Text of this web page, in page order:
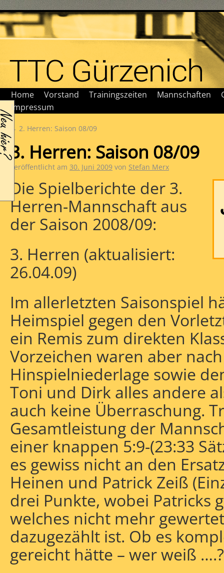
Home Vorstand Trainingszeiten Mannschaften
Impressum
← 2. Herren: Saison 08/09
3. Herren: Saison 08/09
Veröffentlicht am 30. Juni 2009 von Stefan Merx
Die Spielberichte der 3.
Herren-Mannschaft aus
der Saison 2008/09:
3. Herren (aktualisiert:
26.04.09)
Im allerletzten Saisonspiel
Heimspiel gegen den
ein Remis zum direkten
Vorzeichen waren aber
Hinspielniederlage sowie
Toni und Dirk alles andere
auch keine Überraschung.
Gesamtleistung der
einer knappen 5:9-(23:33
es gewiss nicht an den
Heinen und Patrick Zeiß
drei Punkte, wobei Patricks
welches nicht mehr
dazugezählt ist. Ob es
gereicht hätte – wer weiß